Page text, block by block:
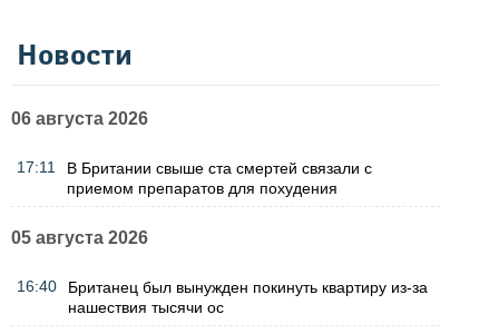
Новости
06 августа 2026
17:11
В Британии свыше ста смертей связали с
приемом препаратов для похудения
05 августа 2026
16:40
Британец был вынужден покинуть квартиру из-за
нашествия тысячи ос